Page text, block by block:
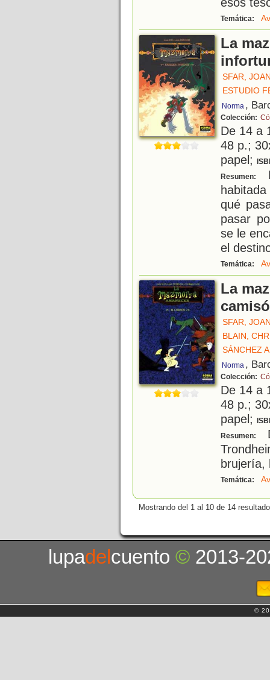
Temática:
La
SFAR,
ESTUDIO
Norma ,
Colección:
De 14 a
48 p.;
papel;
Resumen:
qué
pasar
se le
el
Temática:
La
SFAR,
BLAIN,
SÁNCHEZ
Norma ,
Colección:
De 14 a
48 p.;
papel;
Resumen:
brujería,
Temática:
Mostrando del 1 al 10 de 14
lupadelcuento© 2013-
©